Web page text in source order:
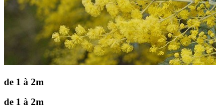
de 1 à 2m
de 1 à 2m